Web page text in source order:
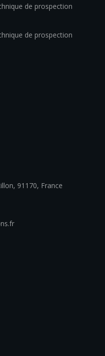
de prospection
de prospection
91170, France